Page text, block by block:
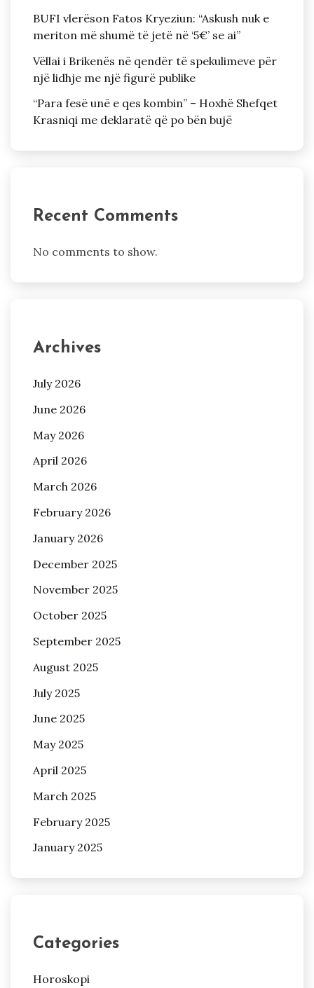
BUFI vlerëson Fatos Kryeziun: “Askush nuk e
meriton më shumë të jetë në ‘5€’ se ai”
Vëllai i Brikenës në qendër të spekulimeve për
një lidhje me një figurë publike
“Para fesë unë e qes kombin” – Hoxhë Shefqet
Krasniqi me deklaratë që po bën bujë
Recent Comments
No comments to show.
Archives
July 2026
June 2026
May 2026
April 2026
March 2026
February 2026
January 2026
December 2025
November 2025
October 2025
September 2025
August 2025
July 2025
June 2025
May 2025
April 2025
March 2025
February 2025
January 2025
Categories
Horoskopi